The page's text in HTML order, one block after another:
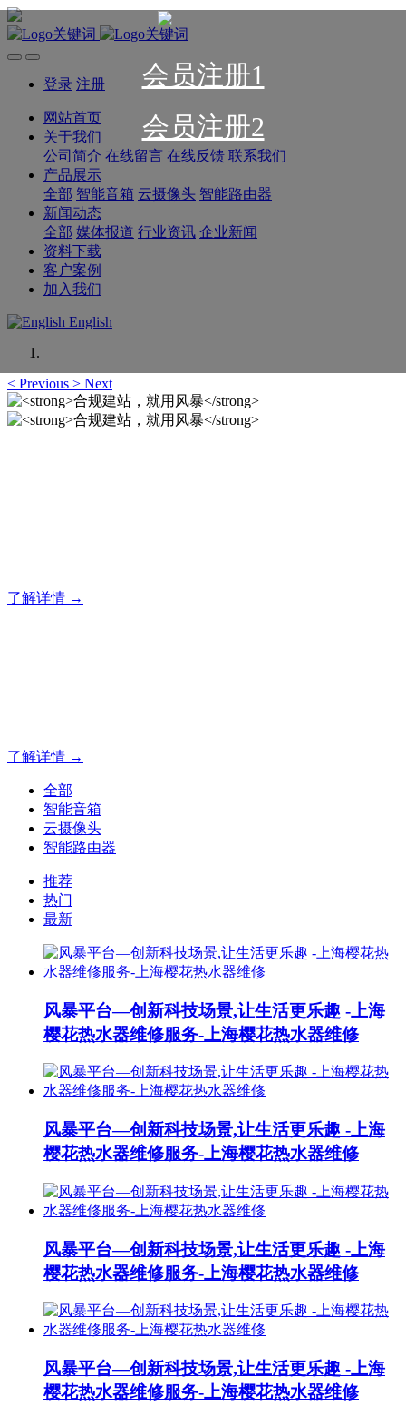
会员注册1
会员注册2
登录 注册
网站首页
关于我们
公司简介 在线留言 在线反馈 联系我们
产品展示
全部 智能音箱 云摄像头 智能路由器
新闻动态
全部 媒体报道 行业资讯 企业新闻
资料下载
客户案例
加入我们
English
< Previous > Next
了解详情 →
了解详情 →
全部
智能音箱
云摄像头
智能路由器
推荐
热门
最新
风暴平台—创新科技场景,让生活更乐趣 -上海
樱花热水器维修服务-上海樱花热水器维修
风暴平台—创新科技场景,让生活更乐趣 -上海
樱花热水器维修服务-上海樱花热水器维修
风暴平台—创新科技场景,让生活更乐趣 -上海
樱花热水器维修服务-上海樱花热水器维修
风暴平台—创新科技场景,让生活更乐趣 -上海
樱花热水器维修服务-上海樱花热水器维修